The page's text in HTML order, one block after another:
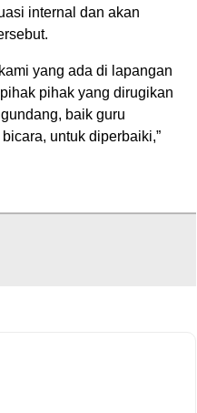
internal dan akan
yang ada di lapangan
pihak yang dirugikan
baik guru
untuk diperbaiki,”